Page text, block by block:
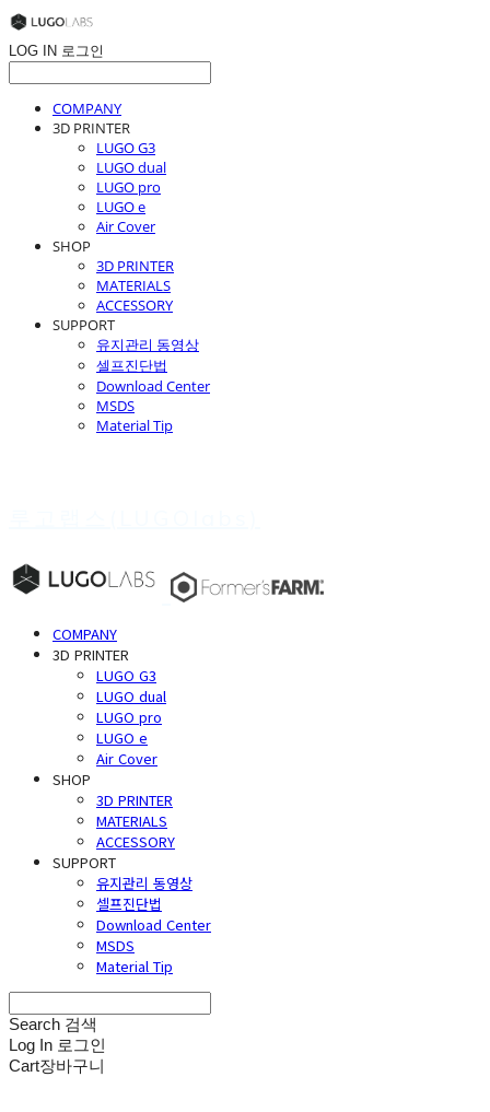
LOG IN 로그인
COMPANY
3D PRINTER
LUGO G3
LUGO dual
LUGO pro
LUGO e
Air Cover
SHOP
3D PRINTER
MATERIALS
ACCESSORY
SUPPORT
유지관리 동영상
셀프진단법
Download Center
MSDS
Material Tip
COMPANY
3D PRINTER
LUGO G3
LUGO dual
LUGO pro
LUGO e
Air Cover
SHOP
3D PRINTER
MATERIALS
ACCESSORY
SUPPORT
유지관리 동영상
셀프진단법
Download Center
MSDS
Material Tip
Search 검색
Log In 로그인
Cart장바구니